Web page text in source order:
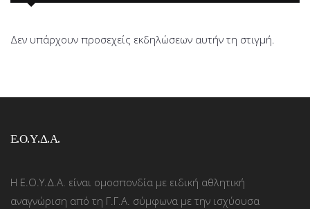
Δεν υπάρχουν προσεχείς εκδηλώσεων αυτήν τη στιγμή.
Ε.Ο.Υ.Δ.Α.
Η Ε.Ο.Υ.Δ.Α. είναι ομοσπονδία με ειδική αθλητική
αναγνώριση από τη Γ.Γ.Α. σύμφωνα με την ισχύουσα